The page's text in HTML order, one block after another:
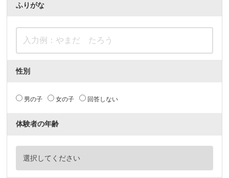
ふりがな
性別
男の子 女の子 回答しない
体験者の年齢